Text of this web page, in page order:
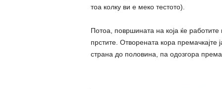
тоа колку ви е меко тестото).
Потоа, површината на која ќе
прстите. Отворената кора
страна до половина, па одозгора